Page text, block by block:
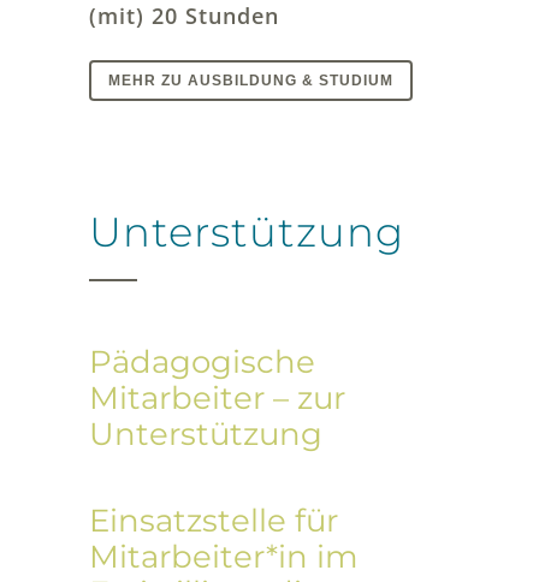
(mit) 20 Stunden
MEHR ZU AUSBILDUNG & STUDIUM
Unterstützung
Pädagogische
Mitarbeiter – zur
Unterstützung
Einsatzstelle für
Mitarbeiter*in im